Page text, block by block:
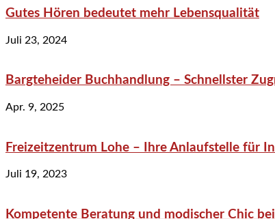
Gutes Hören bedeutet mehr Lebensqualität
Juli 23, 2024
Bargteheider Buchhandlung – Schnellster
Apr. 9, 2025
Freizeitzentrum Lohe – Ihre Anlaufstelle für
Juli 19, 2023
Kompetente Beratung und modischer Chic